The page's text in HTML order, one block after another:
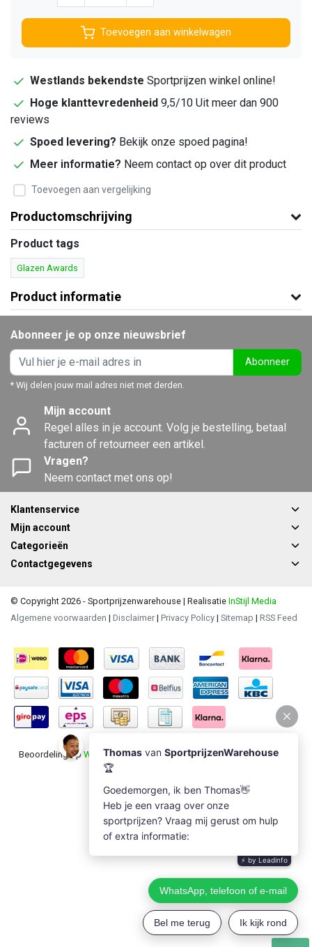
Toevoegen aan winkelwagen
Westlands bekendste Sportprijzen winkel online!
Hoge klanttevredenheid 9,5/10 Uit meer dan 900
reviews
Spoed levering? Bekijk onze spoed pagina!
Meer informatie? Neem contact op over dit product
Toevoegen aan vergelijking
Productomschrijving
Product tags
Glazen Awards
Product informatie
Abonneer je op onze nieuwsbrief
Abonneer
* Wij delen jouw mail adres niet met derden.
Mijn account
Regel alles in je account. Volg je bestelling, betaal
facturen of retourneer een artikel.
Vragen?
Neem contact met ons op!
Klantenservice
Mijn account
Categorieën
Contactgegevens
© Copyright 2026 - Sportprijzenwarehouse | Realisatie InStijl Media
Algemene voorwaarden | Disclaimer | Privacy Policy | Sitemap | RSS Feed
Beoordeling opWebwinkel Keurvoor Sportprijzenwarehouse: 9.5/10
(1235 beoordelingen)